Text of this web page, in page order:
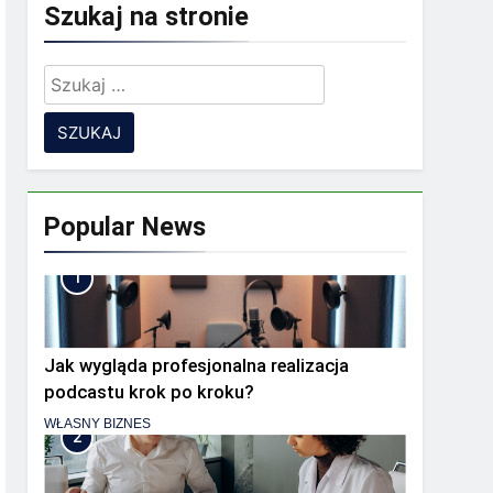
rozproszony?
Szukaj na stronie
Szukaj:
Popular News
1
Jak wygląda profesjonalna realizacja
podcastu krok po kroku?
WŁASNY BIZNES
2